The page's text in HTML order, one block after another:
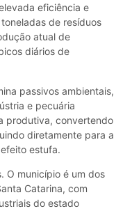
eficiência e
de resíduos
atual de
diários de
passivos ambientais,
e pecuária
produtiva, convertendo
diretamente para a
estufa.
O município é um dos
Catarina, com
do estado